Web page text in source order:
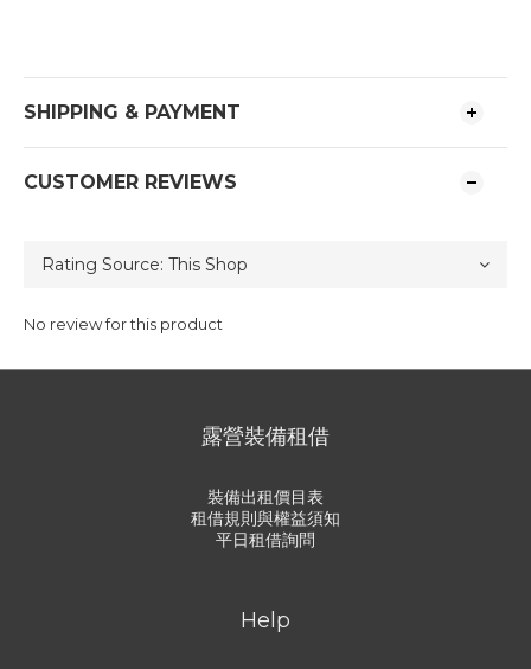
SHIPPING & PAYMENT
CUSTOMER REVIEWS
No review for this product
露營裝備租借
裝備出租價目表
租借規則與權益須知
平日租借詢問
Help